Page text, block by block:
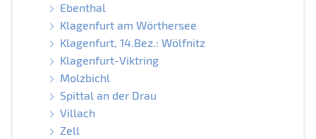
Ebenthal
Klagenfurt am Wörthersee
Klagenfurt, 14.Bez.: Wölfnitz
Klagenfurt-Viktring
Molzbichl
Spittal an der Drau
Villach
Zell